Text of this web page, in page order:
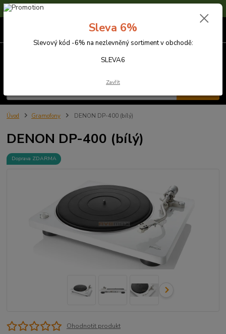
Sleva 6% na nezlevněné zboží s kódem SLEVA6
Úvod Gramofony DENON DP-400 (bílý)
DENON DP-400 (bílý)
Doprava ZDARMA
Ohodnotit produkt
Sleva 6%
Slevový kód -6% na nezlevněný sortiment v obchodě:
SLEVA6
Zavřít